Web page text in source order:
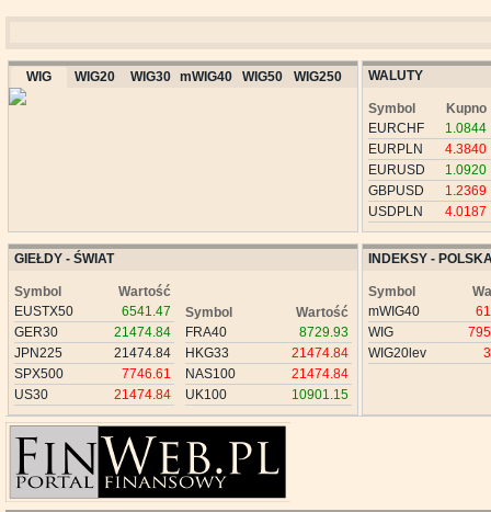
WIG WIG20 WIG30 mWIG40 WIG50 WIG250 WALUTY
Symbol
Kupno
EURCHF
1.0844
EURPLN
4.3840
EURUSD
1.0920
GBPUSD
1.2369
USDPLN
4.0187
GIEŁDY - ŚWIAT
Symbol
Wartość
EUSTX50
6541.47
GER30
21474.84
JPN225
21474.84
SPX500
7746.61
US30
21474.84
Symbol
Wartość
FRA40
8729.93
HKG33
21474.84
NAS100
21474.84
UK100
10901.15
INDEKSY -
Symbol
mWIG40
WIG
WIG20lev